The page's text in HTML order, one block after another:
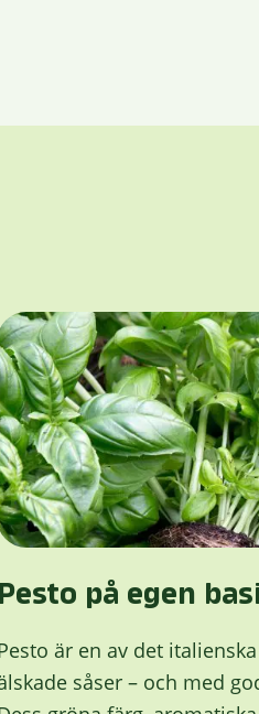
Pesto på egen
är en av det
såser – och med